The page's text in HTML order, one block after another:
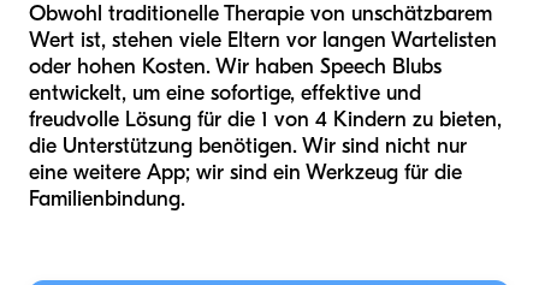
Obwohl traditionelle Therapie von unschätzbarem
Wert ist, stehen viele Eltern vor langen Wartelisten
oder hohen Kosten. Wir haben Speech Blubs
entwickelt, um eine sofortige, effektive und
freudvolle Lösung für die 1 von 4 Kindern zu bieten,
die Unterstützung benötigen. Wir sind nicht nur
eine weitere App; wir sind ein Werkzeug für die
Familienbindung.